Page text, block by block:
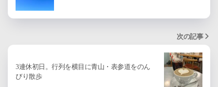
次の記事
3連休初日。行列を横目に青山・表参道をのん
びり散歩